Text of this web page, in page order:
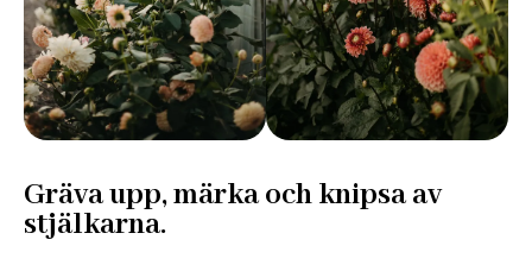
Gräva upp, märka och knipsa av
stjälkarna.